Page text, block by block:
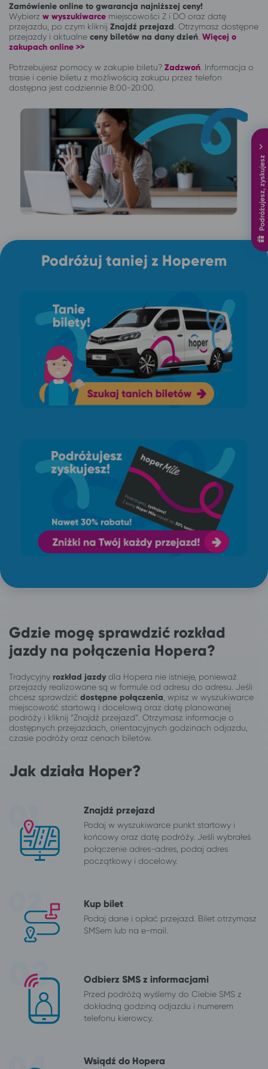
Podróżujesz, zyskujesz
Zamówienie online to gwarancja najniższej ceny!
Wybierz w wyszukiwarce miejscowości Z i DO oraz datę
przejazdu, po czym kliknij Znajdź przejazd . Otrzymasz dostępne
przejazdy i aktualne ceny biletów na dany dzień Więcej o
zakupach online >>
Potrzebujesz pomocy w zakupie biletu? Zadzwoń Informacja o
trasie i cenie biletu z możliwością zakupu przez telefon
dostępna jest codziennie 8:00-20:00.
Podróżuj taniej z Hoperem
Gdzie mogę sprawdzić rozkład
jazdy na połączenia Hopera?
Tradycyjny rozkład jazdydla Hopera nie istnieje, ponieważ
przejazdy realizowane są w formule od adresu do adresu. Jeśli
chcesz sprawdzić dostępne połączenia , wpisz w wyszukiwarce
miejscowość startową i docelową oraz datę planowanej
podróży i kliknij “Znajdź przejazd”. Otrzymasz informacje o
dostępnych przejazdach, orientacyjnych godzinach odjazdu,
czasie podróży oraz cenach biletów.
Jak działa Hoper?
Znajdź przejazd
Podaj w wyszukiwarce punkt startowy i
końcowy oraz datę podróży. Jeśli wybrałeś
połączenie adres-adres, podaj adres
początkowy i docelowy.
Kup bilet
Podaj dane i opłać przejazd. Bilet otrzymasz
SMSem lub na e-mail.
Odbierz SMS z informacjami
Przed podróżą wyślemy do Ciebie SMS z
dokładną godziną odjazdu i numerem
telefonu kierowcy.
Wsiądź do Hopera